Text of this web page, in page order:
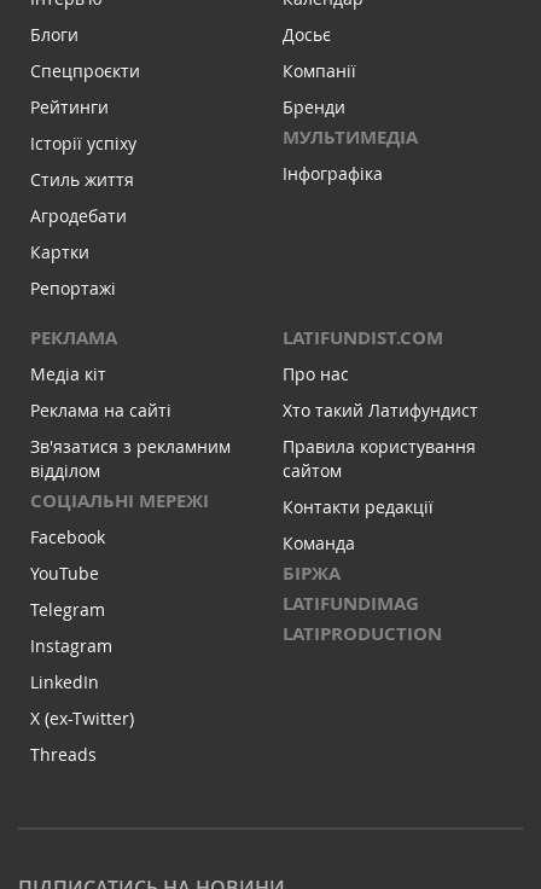
Блоги
Спецпроєкти
Рейтинги
Історії успіху
Стиль життя
Агродебати
Картки
Репортажі
Досьє
Компанії
Бренди
МУЛЬТИМЕДІА
Інфографіка
РЕКЛАМА
Медіа кіт
Реклама на сайті
Зв'язатися з рекламним
відділом
СОЦІАЛЬНІ МЕРЕЖІ
Facebook
YouTube
Telegram
Instagram
LinkedIn
X (ex-Twitter)
Threads
LATIFUNDIST.COM
Про нас
Хто такий Латифундист
Правила користування
сайтом
Контакти редакції
Команда
БІРЖА
LATIFUNDIMAG
LATIPRODUCTION